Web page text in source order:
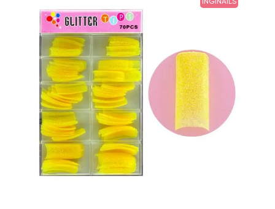
INGINAILS